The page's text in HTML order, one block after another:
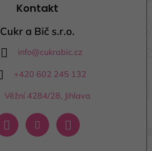
Kontakt
Cukr a Bič s.r.o.
info@cukrabic.cz
+420 602 245 132
Věžní 4284/28, Jihlava